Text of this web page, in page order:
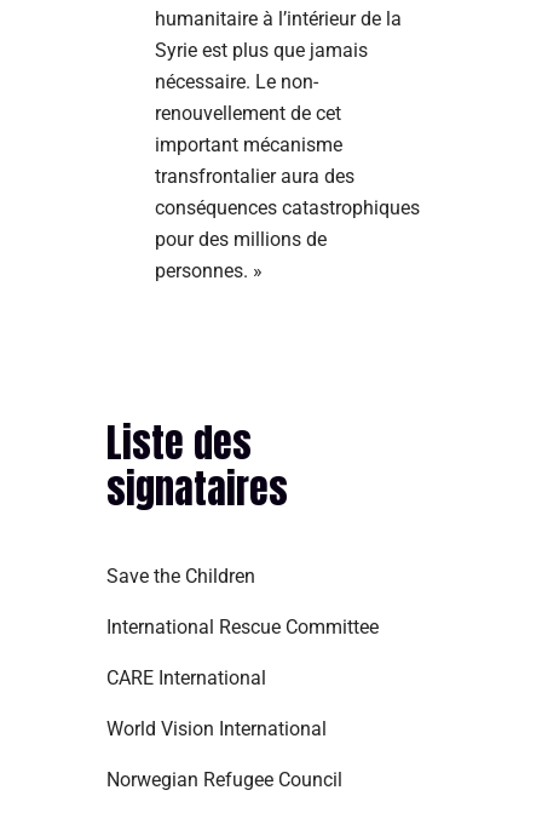
humanitaire à l’intérieur de la
Syrie est plus que jamais
nécessaire. Le non-
renouvellement de cet
important mécanisme
transfrontalier aura des
conséquences catastrophiques
pour des millions de
personnes. »
Liste des
signataires
Save the Children
International Rescue Committee
CARE International
World Vision International
Norwegian Refugee Council